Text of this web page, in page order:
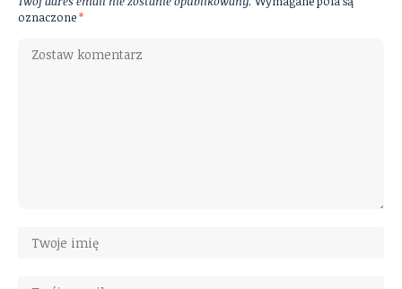
oznaczone*